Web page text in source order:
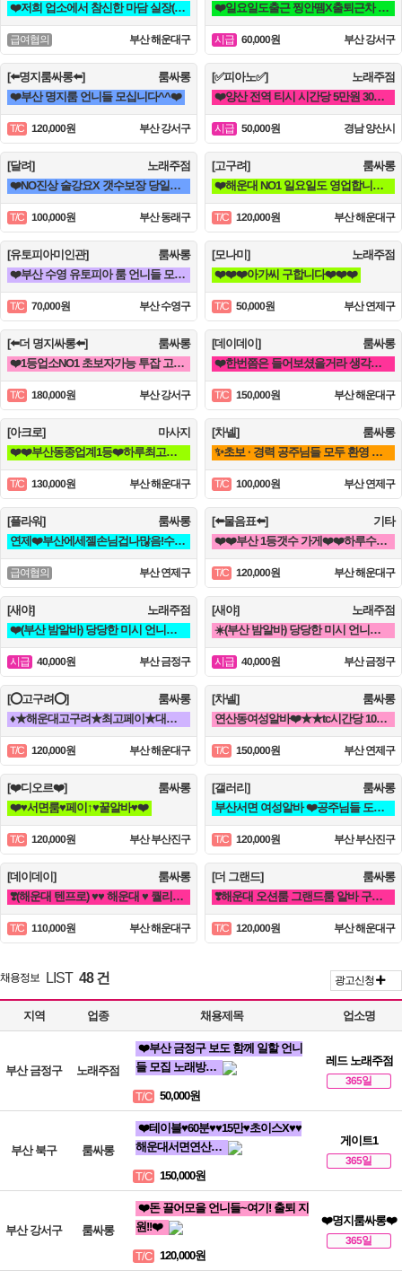
❤️저희 업소에서 참신한 마담 실장(멤버) 영업진 구좌 사장님들을 모십니다❤️
급여협의 부산 해운대구
❤️일요일도출근 찡안뗌X출퇴근차 운행 초보자 투잡가능 초이스X 얼굴팔림X❤️
시급 60,000원 부산 강서구
[⬅️명지룸싸롱⬅️]
룸싸롱
❤️부산 명지룸 언니들 모십니다^^❤️
T/C 120,000원 부산 강서구
[✅피아노✅]
노래주점
❤️양산 전역 티시 시간당 5만원 30세 ~ 50세❤️
시급 50,000원 경남 양산시
[달려]
노래주점
❤️NO진상 술강요X 갯수보장 당일결제 공주님모집❤️
T/C 100,000원 부산 동래구
[고구려]
룸싸롱
❤️해운대 NO1 일요일도 영업합니다❤️
T/C 120,000원 부산 해운대구
[유토피아미인관]
룸싸롱
❤️부산 수영 유토피아 룸 언니들 모십니다^^❤️
T/C 70,000원 부산 수영구
[모나미]
노래주점
❤️❤️❤️아가씨 구합니다❤️❤️❤️
T/C 50,000원 부산 연제구
[⬅️더 명지싸롱⬅️]
룸싸롱
❤️1등업소NO1 초보자가능 투잡 고페이갯수보장❤️
T/C 180,000원 부산 강서구
[데이데이]
룸싸롱
❤️한번쯤은 들어보셨을거라 생각합니다 해운대 하면 퀄리티 입니다❤️
T/C 150,000원 부산 해운대구
[아크로]
마사지
❤️❤️부산동종업계1등❤️하루최고수입보장❤️❤️
T/C 130,000원 부산 해운대구
[차넬]
룸싸롱
✨초보 · 경력 공주님들 모두 환영 연산동 1등업소✨
T/C 100,000원 부산 연제구
[플라워]
룸싸롱
연제❤️부산에세젤손님겁나많음!수위없음x갯수보장,텃세x홀복자유❤️
급여협의 부산 연제구
[⬅️물음표⬅️]
기타
❤️❤️부산 1등갯수 가게❤️❤️하루수입 고수익 가능❤️❤️
T/C 120,000원 부산 해운대구
[새야]
노래주점
❤️(부산 밤알바) 당당한 미시 언니들 구함❤️동래 노래방알바
시급 40,000원 부산 금정구
[새야]
노래주점
☀️(부산 밤알바) 당당한 미시 언니들 구함☀️ 노래방알바
시급 40,000원 부산 금정구
[⭕고구려⭕]
룸싸롱
♦️★해운대고구려★최고페이★대우받으며 일하실언니들^^♦️
T/C 120,000원 부산 해운대구
[차넬]
룸싸롱
연산동여성알바❤️★★tc시간당 10만원 빨리오세요★★ 조건 맞춰 드림❤️
T/C 150,000원 부산 연제구
[❤️디오르❤️]
룸싸롱
❤️♥서면룸♥페이↑♥꿀알바♥❤️
T/C 120,000원 부산 부산진구
[갤러리]
룸싸롱
부산서면 여성알바 ❤️공주님들 도와주세요^^❤️
T/C 120,000원 부산 부산진구
[데이데이]
룸싸롱
❣️(해운대 텐프로) ♥♥ 해운대 ♥ 퀄리티룸 알바 ♥ 룸빠 ♥1번 ♥♥❣️ 룸알바 쩜오
T/C 110,000원 부산 해운대구
[더 그랜드]
룸싸롱
❣️해운대 오션룸 그랜드룸 알바 구인❣️면접비❣️만근비❣️소개비❣️마이킹❣️차비 지원❣️
T/C 120,000원 부산 해운대구
채용정보 LIST 48 건 광고신청
지역 업종 채용제목 업소명
부산 금정구 노래주점
❤️부산 금정구 보도 함께 일할 언니
들 모집 노래방…
T/C 50,000원
레드 노래주점
365일
부산 북구 룸싸롱
❤️테이블♥60분♥♥15만♥초이스X♥♥
해운대서면연산…
T/C 150,000원
게이트1
365일
부산 강서구 룸싸롱
❤️돈 끌어모을 언니들~여기! 출퇴 지
원!!❤️
T/C 120,000원
❤️명지룸싸롱❤️
365일